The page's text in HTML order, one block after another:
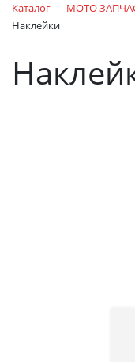
Каталог МОТО
Наклейки